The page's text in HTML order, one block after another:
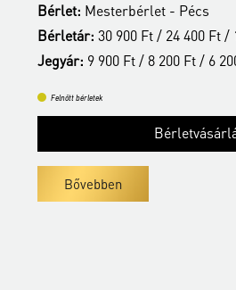
Bérlet: Mesterbérlet - Pécs
Bérletár: 30 900 Ft / 24 400 Ft /
Jegyár: 9 900 Ft / 8 200 Ft / 6
Felnőtt bérletek
Bővebben